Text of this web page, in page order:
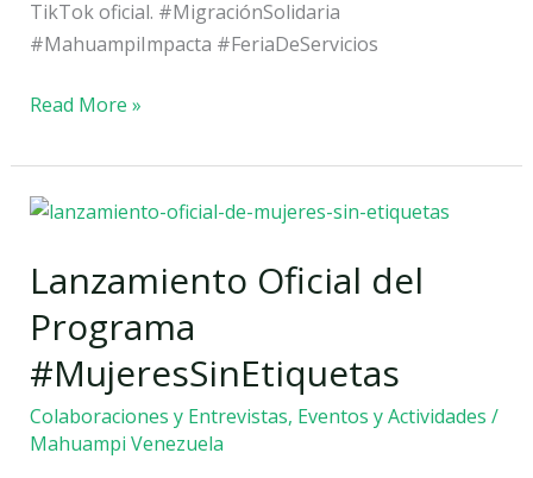
TikTok oficial. #MigraciónSolidaria
#MahuampiImpacta #FeriaDeServicios
Read More »
Lanzamiento Oficial del
Programa
#MujeresSinEtiquetas
Colaboraciones y Entrevistas, Eventos y Actividades /
Mahuampi Venezuela
Lanzamiento
del
#MujeresSinEtiquetas